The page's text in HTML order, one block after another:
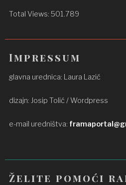
Total Views:501.789
Impressum
glavna urednica: Laura Lazić
dizajn: Josip Tolić / Wordpress
e-mail uredništva:
Želite pomoći